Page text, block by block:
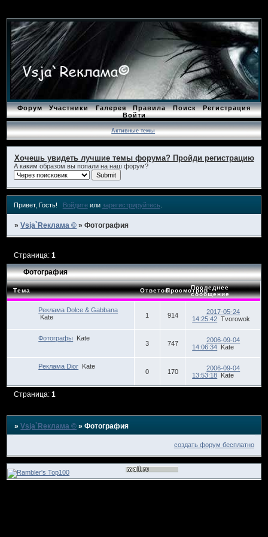
Форум Участники Галерея Правила Поиск
Регистрация
Войти
Активные темы
Хочешь увидеть лучшие темы форума? Пройди регистрацию
А каким образом вы попали на наш форум?
Привет, Гость! Войдитеили зарегистрируйтесь
»Vsja`Rеклама © »Фотография
Фотография
Страница:1
Тема ОтветовПросмотровПоследнее
сообщение
Реклама Dolce & Gabbana
Kate
1 914
2017-05-24
14:25:42 Tvorowok
Фотографы Kate
3 747
2006-09-04
14:06:34 Kate
Реклама Dior Kate
0 170
2006-09-04
13:53:18 Kate
Страница:1
»Vsja`Rеклама © »Фотография
создать форум бесплатно